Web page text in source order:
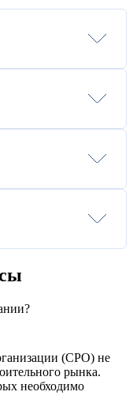
СРО
в НРС
(СРО) не
рынка.
необходимо